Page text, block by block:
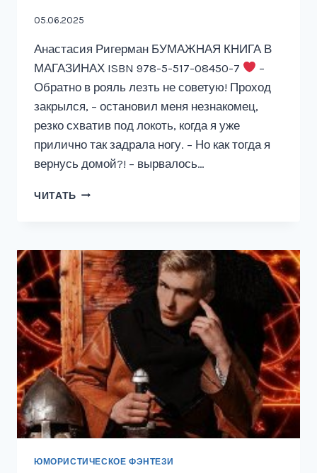
05.06.2025
Анастасия Ригерман БУМАЖНАЯ КНИГА В
МАГАЗИНАХ ISBN 978-5-517-08450-7
–
Обратно в рояль лезть не советую! Проход
закрылся, – остановил меня незнакомец,
резко схватив под локоть, когда я уже
прилично так задрала ногу. – Но как тогда я
вернусь домой?! – вырвалось…
ЧИТАТЬ НАСЛЕДСТВО
ЮМОРИСТИЧЕСКОЕ ФЭНТЕЗИ